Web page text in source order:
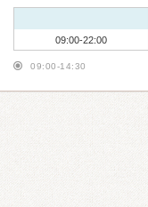
09:00-22:00
09:00-14:30